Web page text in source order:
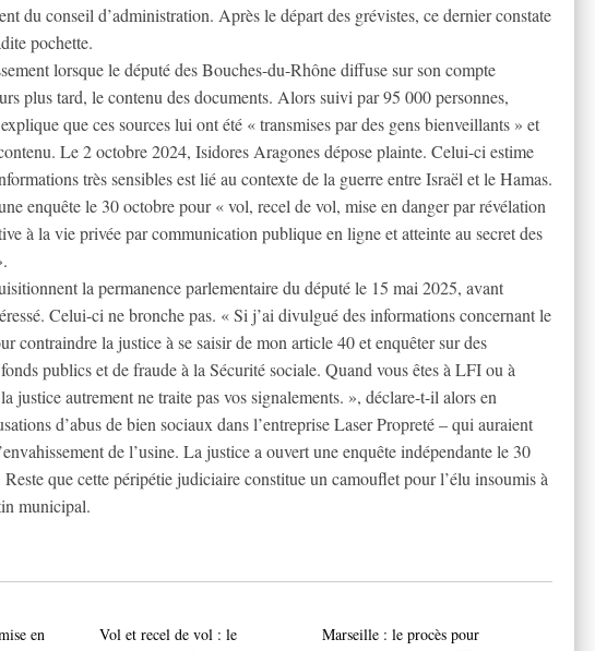
du conseil d’administration. Après le départ des grévistes, ce dernier constate
pochette.
lorsque le député des Bouches-du-Rhône diffuse sur son compte
plus tard, le contenu des documents. Alors suivi par 95 000 personnes,
que ces sources lui ont été « transmises par des gens bienveillants » et
Le 2 octobre 2024, Isidores Aragones dépose plainte. Celui-ci estime
très sensibles est lié au contexte de la guerre entre Israël et le Hamas.
enquête le 30 octobre pour « vol, recel de vol, mise en danger par révélation
à la vie privée par communication publique en ligne et atteinte au secret des
la permanence parlementaire du député le 15 mai 2025, avant
Celui-ci ne bronche pas. « Si j’ai divulgué des informations concernant le
contraindre la justice à se saisir de mon article 40 et enquêter sur des
publics et de fraude à la Sécurité sociale. Quand vous êtes à LFI ou à
justice autrement ne traite pas vos signalements. », déclare-t-il alors en
d’abus de bien sociaux dans l’entreprise Laser Propreté – qui auraient
de l’usine. La justice a ouvert une enquête indépendante le 30
Reste que cette péripétie judiciaire constitue un camouflet pour l’élu insoumis à
municipal.
en
Vol et recel de vol : le
Marseille : le procès pour